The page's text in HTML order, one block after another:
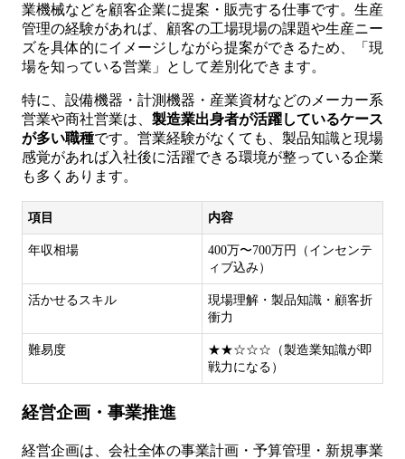
業機械などを顧客企業に提案・販売する仕事です。生産
管理の経験があれば、顧客の工場現場の課題や生産ニー
ズを具体的にイメージしながら提案ができるため、「現
場を知っている営業」として差別化できます。
特に、設備機器・計測機器・産業資材などのメーカー系
営業や商社営業は、 製造業出身者が活躍しているケース
が多い職種です。営業経験がなくても、製品知識と現場
感覚があれば入社後に活躍できる環境が整っている企業
も多くあります。
項目 内容
年収相場
400万〜700万円（インセンテ
ィブ込み）
活かせるスキル
現場理解・製品知識・顧客折
衝力
難易度
★★☆☆☆（製造業知識が即
戦力になる）
経営企画・事業推進
経営企画は、会社全体の事業計画・予算管理・新規事業